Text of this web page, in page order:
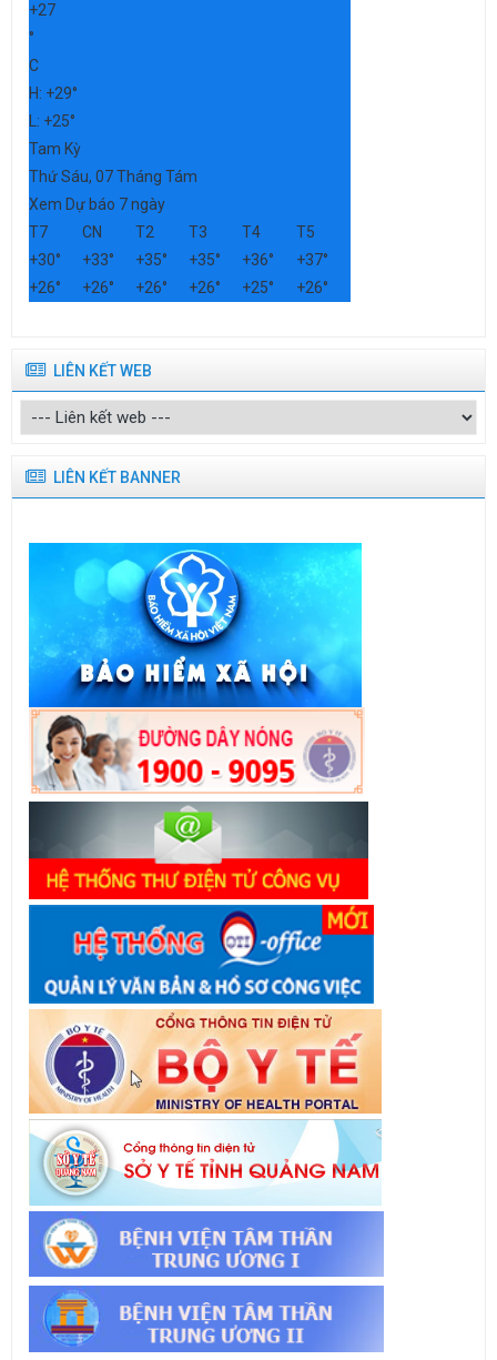
+27
°
C
H: +29°
L: +25°
Tam Kỳ
Thứ Sáu, 07 Tháng Tám
Xem Dự báo 7 ngày
T7
CN T2 T3 T4
T5
+30° +33° +35° +35° +36° +37°
+26° +26° +26° +26° +25° +26°
LIÊN KẾT WEB
LIÊN KẾT BANNER